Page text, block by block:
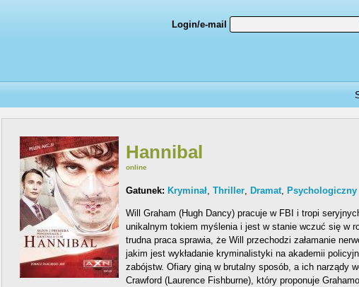
Login/e-mail
Hannibal
online
Gatunek: Kryminał Thriller Dramat Psychologiczny
Will Graham (Hugh Dancy) pracuje w FBI i tropi
unikalnym tokiem myślenia i jest w stanie wczuć się w
trudna praca sprawia, że Will przechodzi załamanie
jakim jest wykładanie kryminalistyki na akademii
zabójstw. Ofiary giną w brutalny sposób, a ich narządy
Crawford (Laurence Fishburne), który proponuje